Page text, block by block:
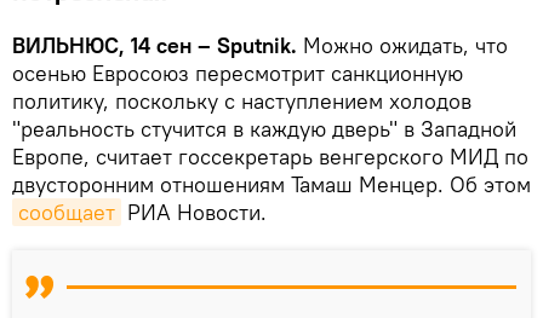
ВИЛЬНЮС, 14 сен – Sputnik. Можно ожидать, что
осенью Евросоюз пересмотрит санкционную
политику, поскольку с наступлением холодов
"реальность стучится в каждую дверь" в Западной
Европе, считает госсекретарь венгерского МИД по
двусторонним отношениям Тамаш Менцер. Об этом
сообщает РИА Новости.